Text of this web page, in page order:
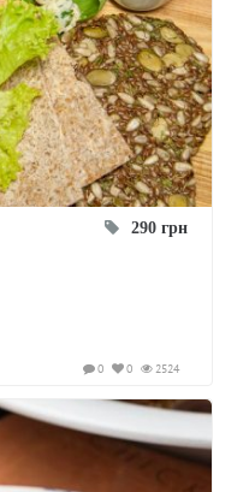
290 грн
2524
0
0